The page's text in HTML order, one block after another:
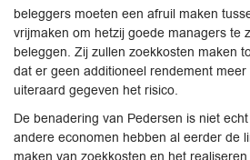
beleggers moeten een afruil maken
vrijmaken om hetzij goede managers te
beleggen. Zij zullen zoekkosten maken
dat er geen additioneel rendement
uiteraard gegeven het risico.
De benadering van Pedersen is niet
andere economen hebben al eerder de